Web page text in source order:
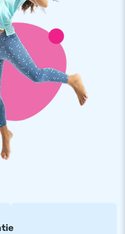
met ons op.